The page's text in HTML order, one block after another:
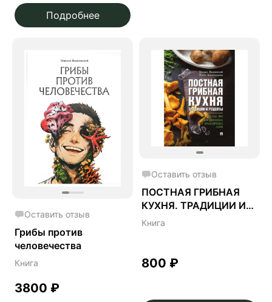
Подробнее
Оставить отзыв
Грибы против
человечества
Книга
3800 ₽
Оставить отзыв
ПОСТНАЯ ГРИБНАЯ
КУХНЯ. ТРАДИЦИИ И
РЕЦЕПТЫ
Книга
800 ₽